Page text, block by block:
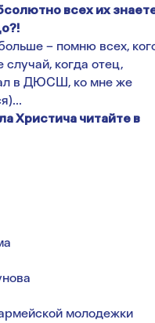
всех их
– помню всех,
когда отец,
в ДЮСШ, ко мне же
Христича читайте в
молодежки